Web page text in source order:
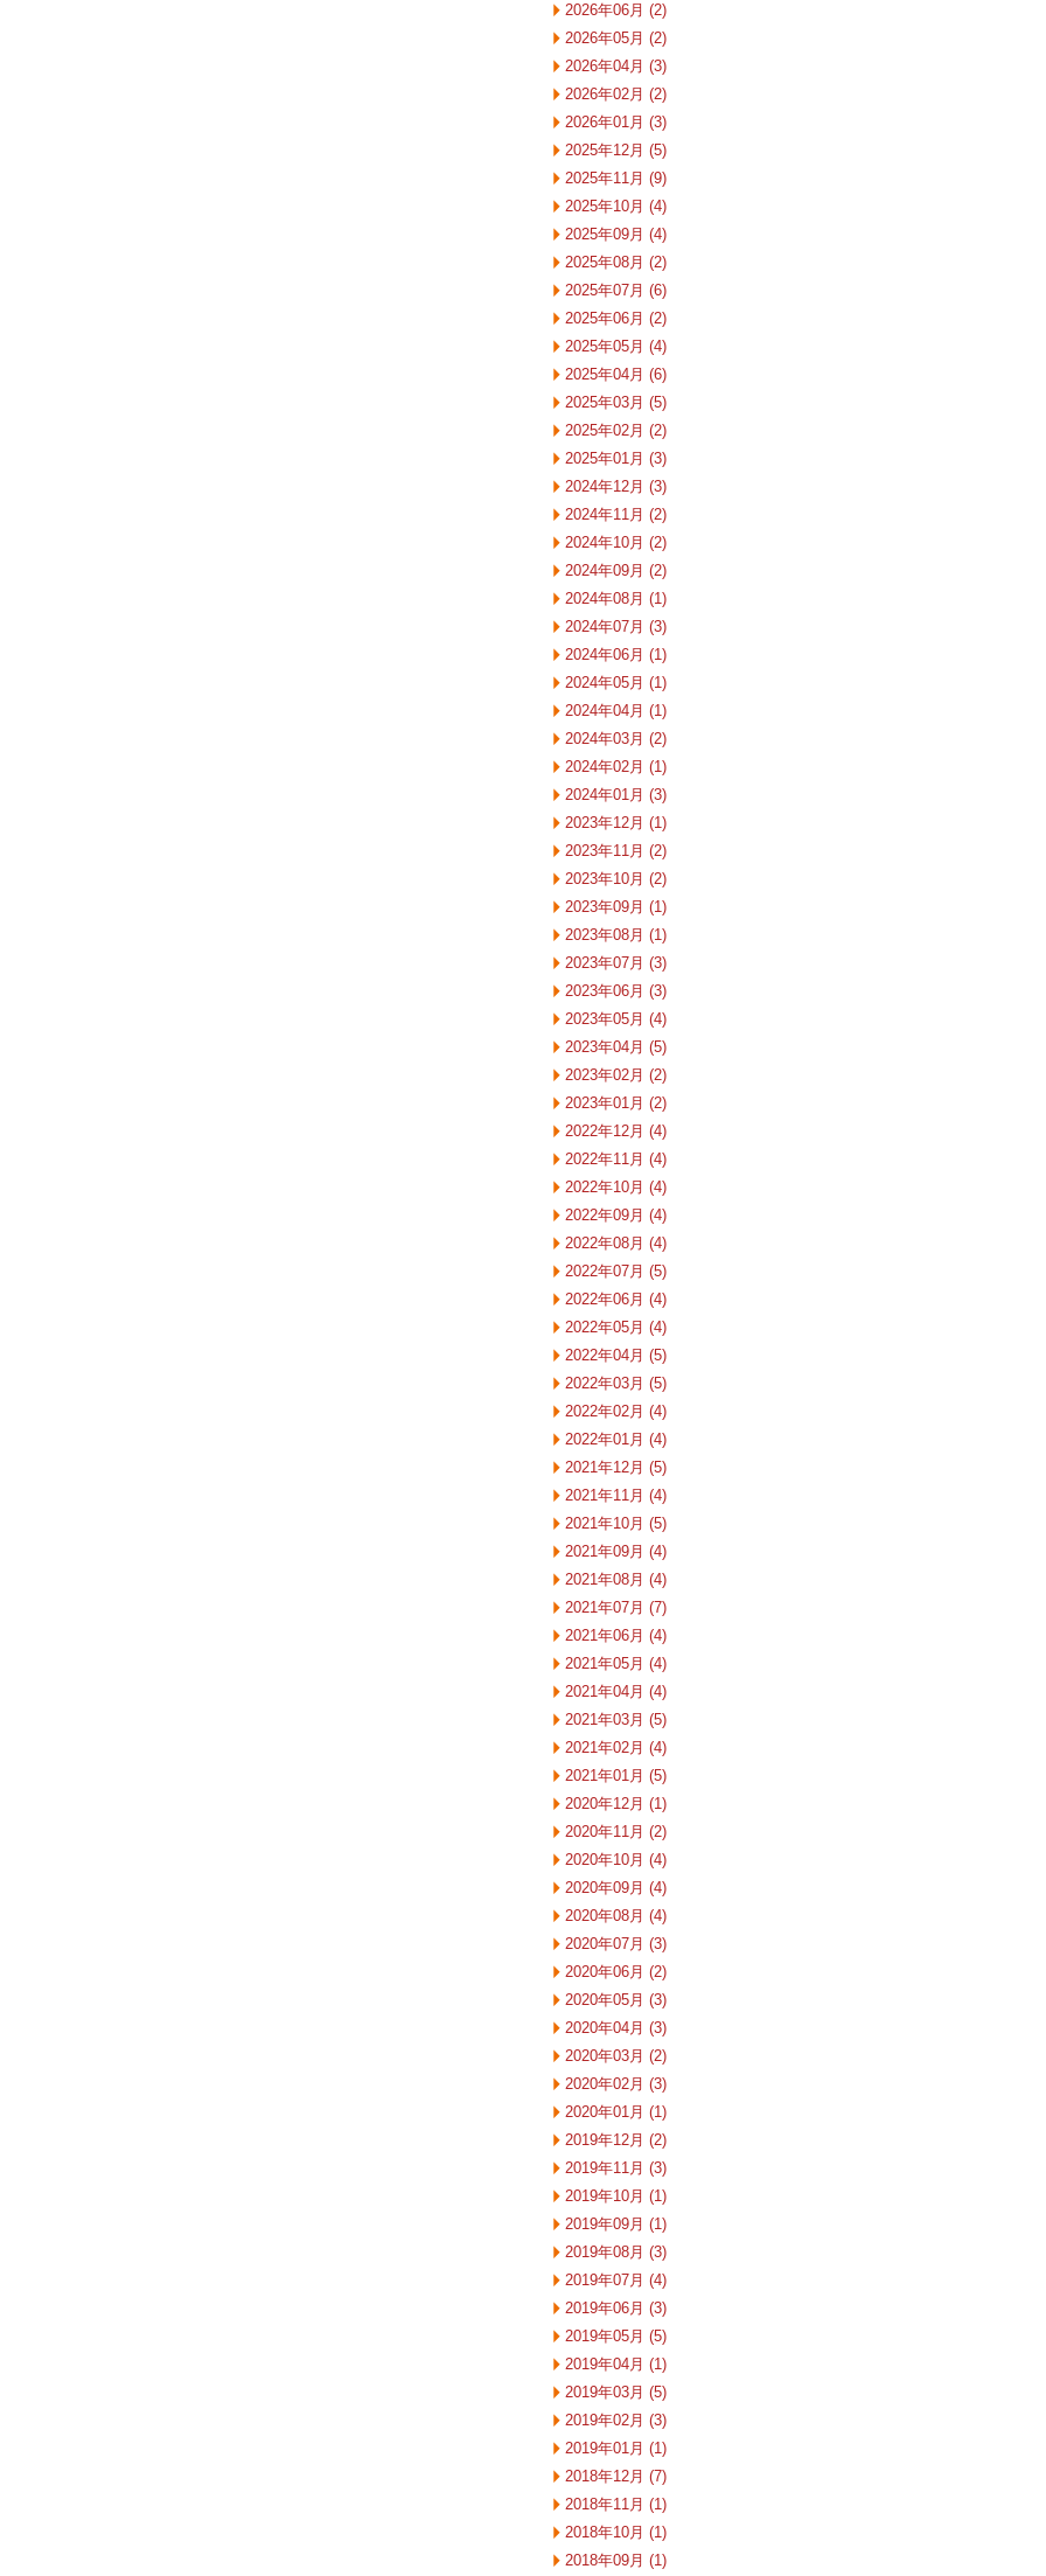
2026年06月 (2)
2026年05月 (2)
2026年04月 (3)
2026年02月 (2)
2026年01月 (3)
2025年12月 (5)
2025年11月 (9)
2025年10月 (4)
2025年09月 (4)
2025年08月 (2)
2025年07月 (6)
2025年06月 (2)
2025年05月 (4)
2025年04月 (6)
2025年03月 (5)
2025年02月 (2)
2025年01月 (3)
2024年12月 (3)
2024年11月 (2)
2024年10月 (2)
2024年09月 (2)
2024年08月 (1)
2024年07月 (3)
2024年06月 (1)
2024年05月 (1)
2024年04月 (1)
2024年03月 (2)
2024年02月 (1)
2024年01月 (3)
2023年12月 (1)
2023年11月 (2)
2023年10月 (2)
2023年09月 (1)
2023年08月 (1)
2023年07月 (3)
2023年06月 (3)
2023年05月 (4)
2023年04月 (5)
2023年02月 (2)
2023年01月 (2)
2022年12月 (4)
2022年11月 (4)
2022年10月 (4)
2022年09月 (4)
2022年08月 (4)
2022年07月 (5)
2022年06月 (4)
2022年05月 (4)
2022年04月 (5)
2022年03月 (5)
2022年02月 (4)
2022年01月 (4)
2021年12月 (5)
2021年11月 (4)
2021年10月 (5)
2021年09月 (4)
2021年08月 (4)
2021年07月 (7)
2021年06月 (4)
2021年05月 (4)
2021年04月 (4)
2021年03月 (5)
2021年02月 (4)
2021年01月 (5)
2020年12月 (1)
2020年11月 (2)
2020年10月 (4)
2020年09月 (4)
2020年08月 (4)
2020年07月 (3)
2020年06月 (2)
2020年05月 (3)
2020年04月 (3)
2020年03月 (2)
2020年02月 (3)
2020年01月 (1)
2019年12月 (2)
2019年11月 (3)
2019年10月 (1)
2019年09月 (1)
2019年08月 (3)
2019年07月 (4)
2019年06月 (3)
2019年05月 (5)
2019年04月 (1)
2019年03月 (5)
2019年02月 (3)
2019年01月 (1)
2018年12月 (7)
2018年11月 (1)
2018年10月 (1)
2018年09月 (1)